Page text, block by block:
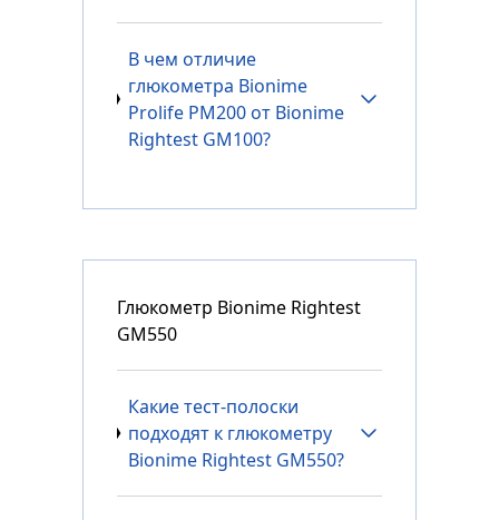
В чем отличие
глюкометра Bionime
Prolife PM200 от Bionime
Rightest GM100?
Глюкометр Bionime Rightest
GM550
Какие тест-полоски
подходят к глюкометру
Bionime Rightest GM550?